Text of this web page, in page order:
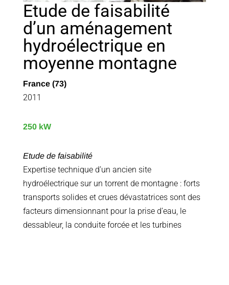
Etude de faisabilité
d’un aménagement
hydroélectrique en
moyenne montagne
France (73)
2011
250 kW
Etude de faisabilité
Expertise technique d’un ancien site
hydroélectrique sur un torrent de montagne : forts
transports solides et crues dévastatrices sont des
facteurs dimensionnant pour la prise d’eau, le
dessableur, la conduite forcée et les turbines